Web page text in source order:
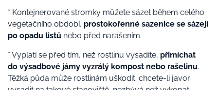
* Kontejnerované stromky můžete sázet během celého
vegetačního období, prostokořenné sazenice se sázejí
po opadu listů nebo před narašením.
* Vyplatí se před tím, než rostlinu vysadíte, přimíchat
do výsadbové jámy vyzrálý kompost nebo rašelinu.
Těžká půda může rostlinám uškodit: chcete-li javor